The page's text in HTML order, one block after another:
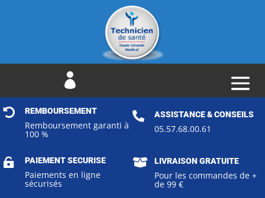

 REMBOURSEMENT
Remboursement garanti à
100 %
 ASSISTANCE & CONSEILS
05.57.68.00.61
 PAIEMENT SECURISE
Paiements en ligne
sécurisés
 LIVRAISON GRATUITE
Pour les commandes de +
de 99 €